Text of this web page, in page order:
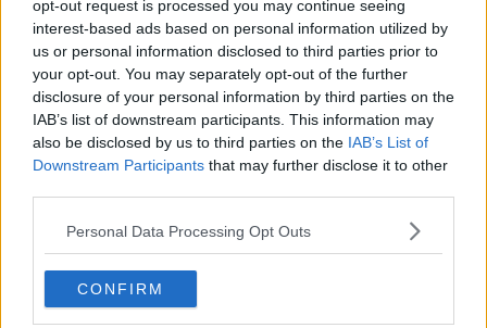
opt-out request is processed you may continue seeing
interest-based ads based on personal information utilized by
us or personal information disclosed to third parties prior to
your opt-out. You may separately opt-out of the further
disclosure of your personal information by third parties on the
IAB’s list of downstream participants. This information may
also be disclosed by us to third parties on the IAB’s List of
Downstream Participants that may further disclose it to other
Personal Data Processing Opt Outs
CONFIRM
Rimasi affascinato da queste figure femminili e decisi di scrivere
questo racconto, entrandoci dentro. La tecnica narrativa è, quindi,
in prima persona, perché l’autore si trasforma nell’io narrante,
coinvolto nella storia.
L’osservazione iniziale fu attenta e prolungata…
«Da indizi vari ho carpito la loro nazionalità, sono olandesi. Talvolta
con loro trovo una terza signora, coetanea, un pochino meno
slanciata, e decisamente italiana. Si incontrano sulla spiaggia, al
mattino presto, quando il sole è ancora gentile. La loro pelle,
ancora fresca, testimonia di un uso oculato dell’astro. Le due
olandesi parlano un italiano corretto, con simpatiche inflessioni di
La mia curiosità è fortissima e con caute manovre riesco ad entrare